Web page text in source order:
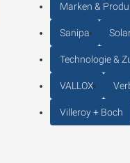
Marken &
Sanipa
Technologie &
VALLOX
Villeroy + Boch